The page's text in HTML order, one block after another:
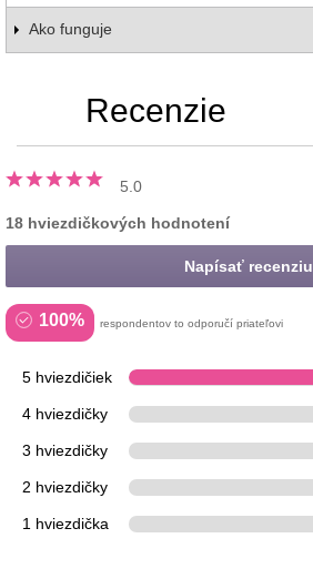
Ako funguje
Recenzie
5.0
18 hviezdičkových hodnotení
Napísať recenziu
100% respondentov to odporučí priateľovi
5 hviezdičiek
4 hviezdičky
3 hviezdičky
2 hviezdičky
1 hviezdička